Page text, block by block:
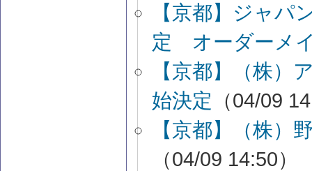
【京都】ジャパ
定 オーダーメ
【京都】（株）
始決定 （04/09
【京都】（株）
（04/09 14:50）